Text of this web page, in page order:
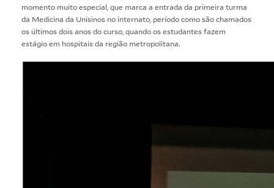
momento muito especial, que marca a entrada da primeira turma
da Medicina da Unisinos no internato, período como são chamados
os últimos dois anos do curso, quando os estudantes fazem
estágio em hospitais da região metropolitana.